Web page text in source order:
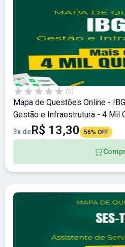
(0)
Mapa de Questões Online -
Gestão e Infraestrutura - 4 Mil
3x deR$ 13,30 56% OFF